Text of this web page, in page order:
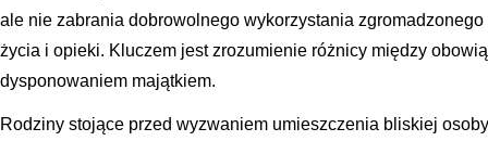
ale nie zabrania dobrowolnego wykorzystania
życia i opieki. Kluczem jest zrozumienie różnicy między
dysponowaniem majątkiem.
Rodziny stojące przed wyzwaniem umieszczenia bliskiej